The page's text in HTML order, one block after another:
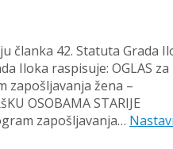
članka 42. Statuta Grada
Iloka raspisuje: OGLAS za
zapošljavanja žena –
OSOBAMA STARIJE
zapošljavanja…